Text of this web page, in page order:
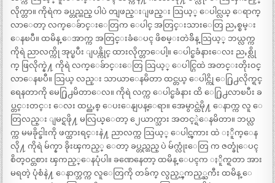
လိုက္တာ။ ကိုရဲက ခပ္တည္တည္ ပါပဲ တျဖည္းျဖည္း သြယ့္ ေပါင္လယ္ ေရာက္
လာေတာ့ လက္ေခ်ာင္းေတြက ေပါင္ အတြင္းသားေတြ ညႇစ္စမ္း
ေနၿပီ။ ထမိန္ ေအာက္က အတြင္းခံေပၚ ဖိစမ္းတဲခ်ိန္ သြယ့္ ဘယ္လက္က
ကိုရဲ ညာလက္ကို အုပ္ၿပီး ျပန္ကိုင္ ထားလိုက္တာေပါ့။ ေပါင္ၿခံနားေလး ညႇစ္လို
က္ ဖြလိုက္နဲ႔ ကိုရဲ လက္ေခ်ာင္းေတြ သြယ့္ ေပါင္ဂြထဲ အတင္းတိုးဝင္
လာေနၿပီ။ သြယ္ လည္း သာယာေနမိတာ ထင္တယ္ ေပါင္ကို ေ႐ြ႕လိုက္ရင္
ရေနတာကို မေ႐ြ႕မိတာေလ။ ကိုရဲ လက္က ေပါင္ၿခံနား ထိ ေ႐ြ႕လာၿပီး ခ
ပ္တင္းတင္း ေလး ထပ္ညႇစ္ ေပးေနျပန္ေရာ။ အေမွာင္ထဲမို႔ ေနာက္က လူ ေ
တြလည္း ျမင္ရဖို႔ မလြယ္ေတာ့ ၂ေယာက္သား အတင့္ရဲေနမိတာ။ ဘယ္လ
က္က မမခိုင္ခါးကို ဖက္ထားရင္းနဲ႔ ညာလက္က သြယ့္ ေပါင္ၾကား ထဲ ႏိူက္ေန
လို႔ ကိုရဲ မ်က္နာ ခိုးၾကည့္ ေတာ့ ခပ္တည္တည္ ပဲ မ်က္လုံးေတြ က ဇတ္ခုံေပၚ
စိတ္ဝင္တစား ၾကည့္ေနပုံပါ။ ခဏေနေတာ့ ထမိန္ ေပၚက ႏိူက္ရတာ အား
မရတဲ့ ပုံစံနဲ႔ ေနာက္ဘက္က လူေတြကို တခ်က္ လွည့္ၾကည့္ႀကီး ထမိန္ ေ